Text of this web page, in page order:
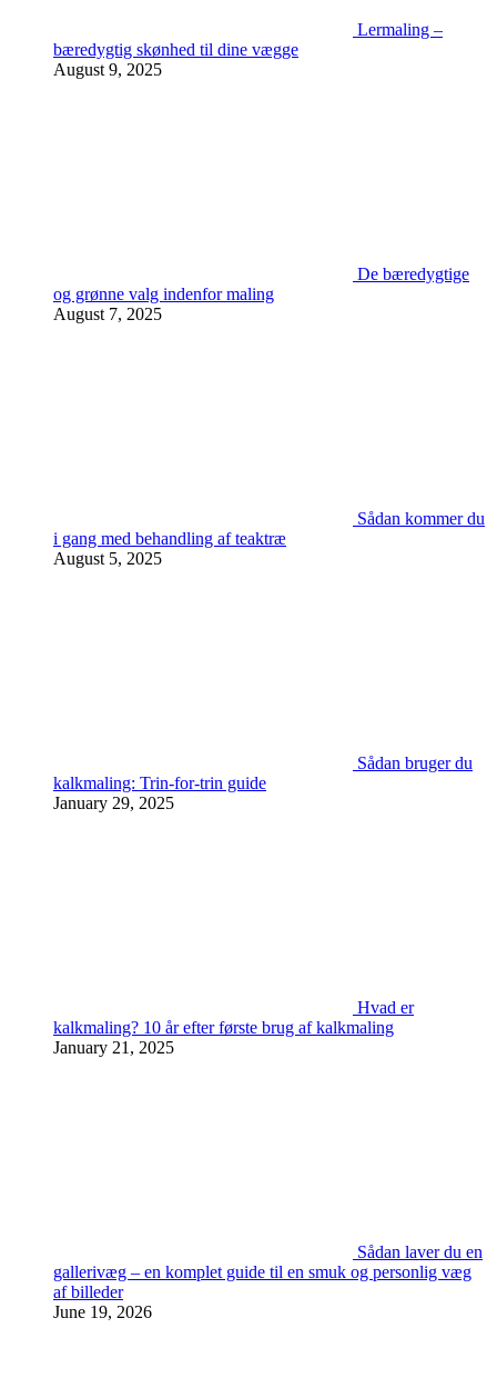
Lermaling –
bæredygtig skønhed til dine vægge
August 9, 2025
De bæredygtige
og grønne valg indenfor maling
August 7, 2025
Sådan kommer du
i gang med behandling af teaktræ
August 5, 2025
Sådan bruger du
kalkmaling: Trin-for-trin guide
January 29, 2025
Hvad er
kalkmaling? 10 år efter første brug af kalkmaling
January 21, 2025
Sådan laver du en
gallerivæg – en komplet guide til en smuk og personlig væg
af billeder
June 19, 2026